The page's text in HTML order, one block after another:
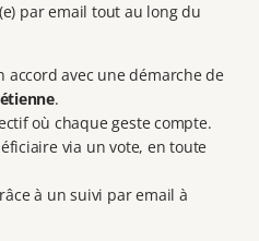
par email tout au long du
accord avec une démarche de
.
où chaque geste compte.
via un vote, en toute
à un suivi par email à